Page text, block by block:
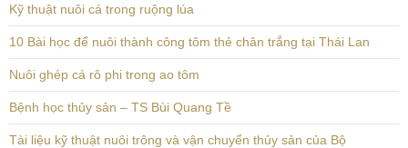
Kỹ thuật nuôi cá trong ruộng lúa
10 Bài học để nuôi thành công tôm thẻ chân trắng tại Thái Lan
Nuôi ghép cá rô phi trong ao tôm
Bệnh học thủy sản – TS Bùi Quang Tề
Tài liệu kỹ thuật nuôi trông và vận chuyển thủy sản của Bộ